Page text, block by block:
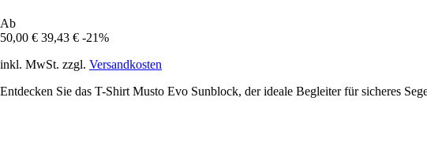
Ab
50,00 € 39,43 € -21%
inkl. MwSt. zzgl. Versandkosten
Entdecken Sie das T-Shirt Musto Evo Sunblock, der ideale Begleiter für sicheres